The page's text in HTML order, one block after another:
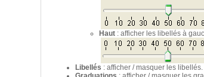
Haut : afficher les libellés à
Libellés : afficher / masquer les libellés.